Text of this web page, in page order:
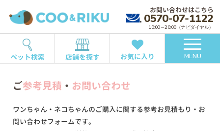
お問い合わせはこちら
0570-07-1122
10:00～20:00（ナビダイヤル）
ペット検索 店舗を探す お気に入り MENU
ご参考見積 ・ お問い合わせ
ワンちゃん・ネコちゃんのご購入に関する参考お見積もり・お
問い合わせフォームです。